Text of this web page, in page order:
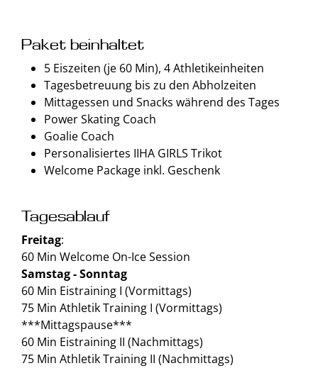
Paket beinhaltet
5 Eiszeiten (je 60 Min), 4 Athletikeinheiten
Tagesbetreuung bis zu den Abholzeiten
Mittagessen und Snacks während des Tages
Power Skating Coach
Goalie Coach
Personalisiertes IIHA GIRLS Trikot
Welcome Package inkl. Geschenk
Tagesablauf
Freitag:
60 Min Welcome On-Ice Session
Samstag - Sonntag
60 Min Eistraining I (Vormittags)
75 Min Athletik Training I (Vormittags)
***Mittagspause***
60 Min Eistraining II (Nachmittags)
75 Min Athletik Training II (Nachmittags)